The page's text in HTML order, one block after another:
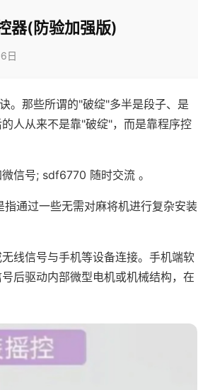
器(防验加强版)
日
。那些所谓的"破绽"多半是段子、是
人从来不是靠"破绽"，而是靠程序控
信号; sdf6770 随时交流 。
通过一些无需对麻将机进行复杂安装
线信号与手机等设备连接。手机端软
后驱动内部微型电机或机械结构，在